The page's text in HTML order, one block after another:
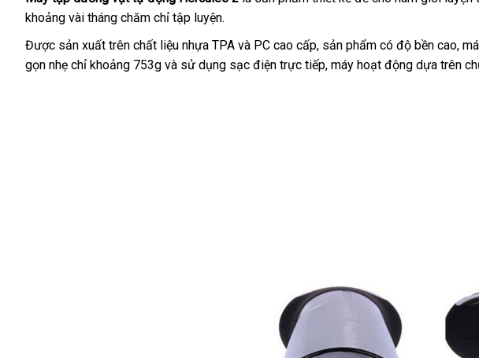
khoảng vài tháng chăm chỉ tập luyện.
Được sản xuất trên chất liệu nhựa TPA xưởng
và PC cao cấpăn
trộm
, sản phẩm có độ bền caođại
lý
,
gọn nhẹ chỉ khoảng 753g siêu
và sử dụng sạc điện trực tiếpfacebook
, máy hoạt động dựa trên